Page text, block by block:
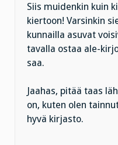
Siis muidenkin kuin
kiertoon! Varsinkin
kunnailla asuvat
tavalla ostaa ale-
saa.
Jaahas, pitää taas
on, kuten olen
hyvä kirjasto.